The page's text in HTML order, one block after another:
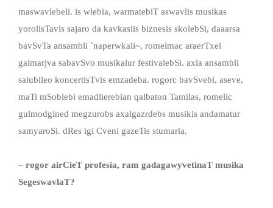
maswavlebeli. is wlebia, warmatebiT aswavlis musikas
yorolisTavis sajaro da kavkasiis biznesis skolebSi, daaarsa
bavSvTa ansambli `naperwkali~, romelmac araerTxel
gaimarjva sabavSvo musikalur festivalebSi. axla ansambli
saiubileo koncertisTvis emzadeba. rogorc bavSvebi, aseve,
maTi mSoblebi emadlierebian qalbaton Tamilas, romelic
gulmodgined megzurobs axalgazrdebs musikis andamatur
samyaroSi. dRes igi Cveni gazeTis stumaria.
– rogor airCieT profesia, ram gadagawyvetinaT musika
SegeswavlaT?